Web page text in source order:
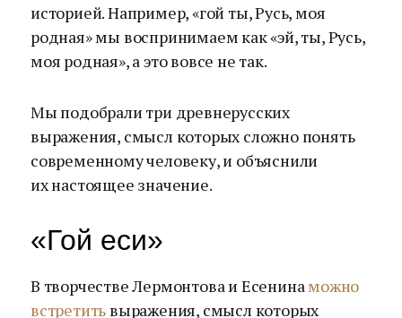
историей. Например, «гой ты, Русь, моя
родная» мы воспринимаем как «эй, ты, Русь,
моя родная», а это вовсе не так.
Мы подобрали три древнерусских
выражения, смысл которых сложно понять
современному человеку, и объяснили
их настоящее значение.
«Гой еси»
В творчестве Лермонтова и Есенинаможно
встретить выражения, смысл которых